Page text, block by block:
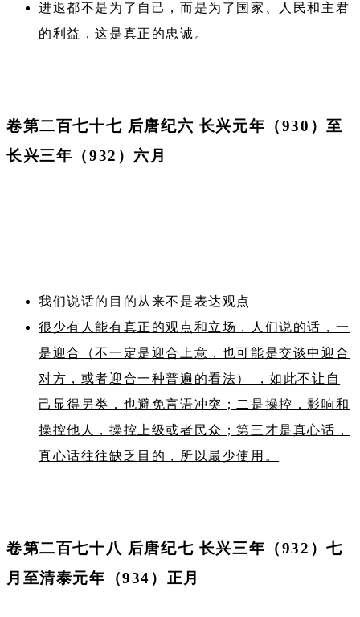
进退都不是为了自己，而是为了国家、人民和主君
的利益，这是真正的忠诚。
卷第二百七十七 后唐纪六 长兴元年（930）至
长兴三年（932）六月
我们说话的目的从来不是表达观点
很少有人能有真正的观点和立场，人们说的话，一
是迎合（不一定是迎合上意，也可能是交谈中迎合
对方，或者迎合一种普遍的看法） ，如此不让自
己显得另类，也避免言语冲突；二是操控，影响和
操控他人，操控上级或者民众；第三才是真心话，
真心话往往缺乏目的，所以最少使用。
卷第二百七十八 后唐纪七 长兴三年（932）七
月至清泰元年（934）正月